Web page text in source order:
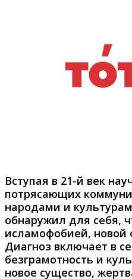
Вступая в 21-й век
потрясающих
народами и
обнаружил для себя,
исламофобией, новой
Диагноз включает в
безграмотность и
новое существо,